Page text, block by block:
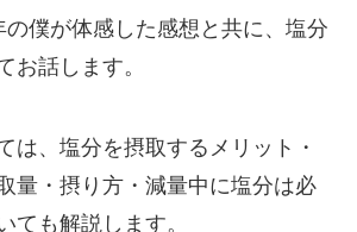
僕が体感した感想と共に、塩分
お話します。
は、塩分を摂取するメリット・
量・摂り方・減量中に塩分は必
ても解説します。